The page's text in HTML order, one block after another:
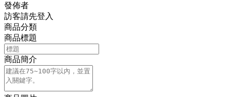
發佈者
訪客請先登入
商品分類
商品標題
商品簡介